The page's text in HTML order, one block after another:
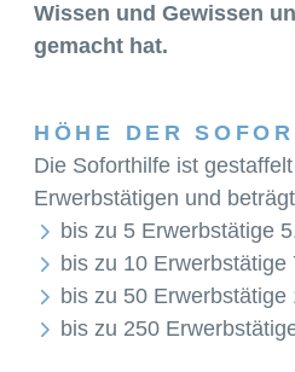
Wissen und Gewissen
gemacht hat.
HÖHE DER
Die Soforthilfe ist
Erwerbstätigen und
bis zu 5 Erwerbstätige
bis zu 10 Erwerbstätige
bis zu 50 Erwerbstätige
bis zu 250